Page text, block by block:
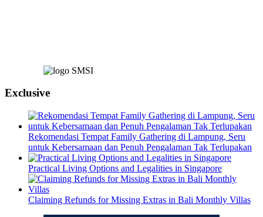
Exclusive
Rekomendasi Tempat Family Gathering di Lampung, Seru
untuk Kebersamaan dan Penuh Pengalaman Tak Terlupakan
Practical Living Options and Legalities in Singapore
Claiming Refunds for Missing Extras in Bali Monthly Villas